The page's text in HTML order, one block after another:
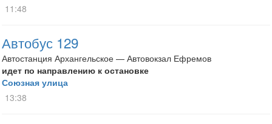
11:48
Автобус 129
Автостанция Архангельское — Автовокзал Ефремов
идет по направлению к остановке
Союзная улица
13:38